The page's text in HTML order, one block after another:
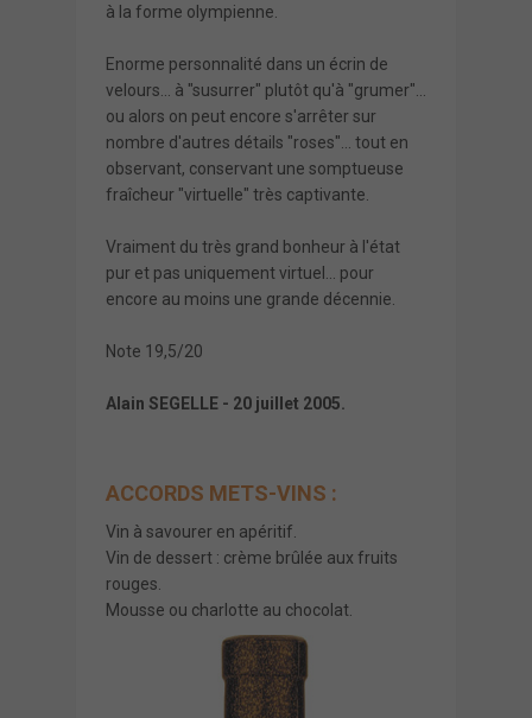
à la forme olympienne.
Enorme personnalité dans un écrin de
velours... à "susurrer" plutôt qu'à "grumer"...
ou alors on peut encore s'arrêter sur
nombre d'autres détails "roses"... tout en
observant, conservant une somptueuse
fraîcheur "virtuelle" très captivante.
Vraiment du très grand bonheur à l'état
pur et pas uniquement virtuel... pour
encore au moins une grande décennie.
Note 19,5/20
Alain SEGELLE - 20 juillet 2005.
ACCORDS METS-VINS :
Vin à savourer en apéritif.
Vin de dessert : crème brûlée aux fruits
rouges.
Mousse ou charlotte au chocolat.